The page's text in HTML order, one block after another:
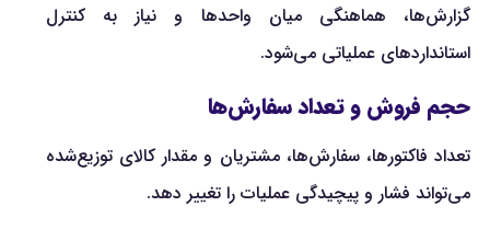
گزارش‌ها، هماهنگی میان واحدها و نیاز به کنترل
استانداردهای عملیاتی می‌شود.
حجم فروش و تعداد سفارش‌ها
تعداد فاکتورها، سفارش‌ها، مشتریان و مقدار کالای توزیع‌شده
می‌تواند فشار و پیچیدگی عملیات را تغییر دهد.